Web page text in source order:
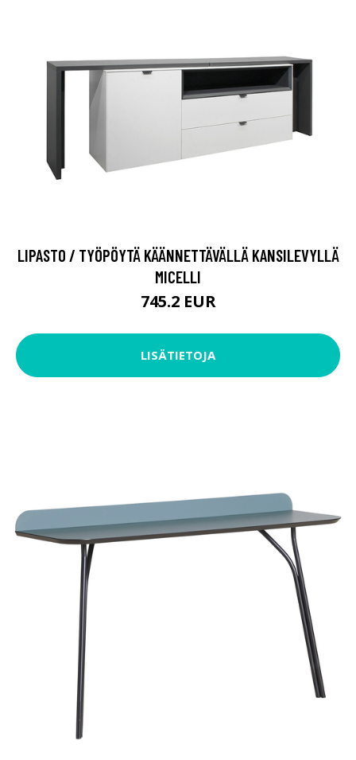
LIPASTO / TYÖPÖYTÄ KÄÄNNETTÄVÄLLÄ KANSILEVYLLÄ
MICELLI
745.2 EUR
LISÄTIETOJA